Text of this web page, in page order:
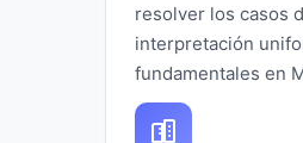
resolver los casos
interpretación
fundamentales en